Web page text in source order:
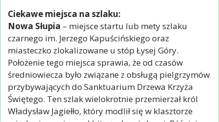
Ciekawe miejsca na szlaku:
Nowa Słupia – miejsce startu lub mety szlaku
czarnego im. Jerzego Kapuścińskiego oraz
miasteczko zlokalizowane u stóp Łysej Góry.
Położenie tego miejsca sprawia, że od czasów
średniowiecza było związane z obsługą pielgrzymów
przybywających do Sanktuarium Drzewa Krzyża
Świętego. Ten szlak wielokrotnie przemierzał król
Władysław Jagiełło, który modlił się w klasztorze